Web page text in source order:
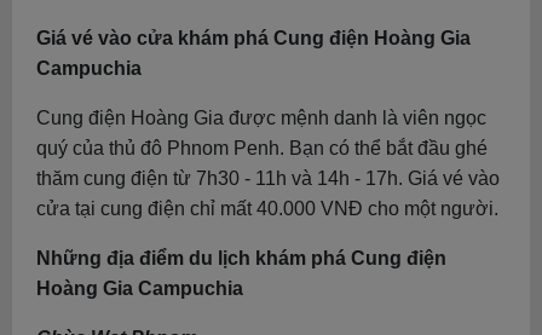
Giá vé vào cửa khám phá Cung điện Hoàng Gia
Campuchia
Cung điện Hoàng Gia được mệnh danh là viên ngọc
quý của thủ đô Phnom Penh. Bạn có thể bắt đầu ghé
thăm cung điện từ 7h30 - 11h và 14h - 17h. Giá vé vào
cửa tại cung điện chỉ mất 40.000 VNĐ cho một người.
Những địa điểm du lịch khám phá Cung điện
Hoàng Gia Campuchia